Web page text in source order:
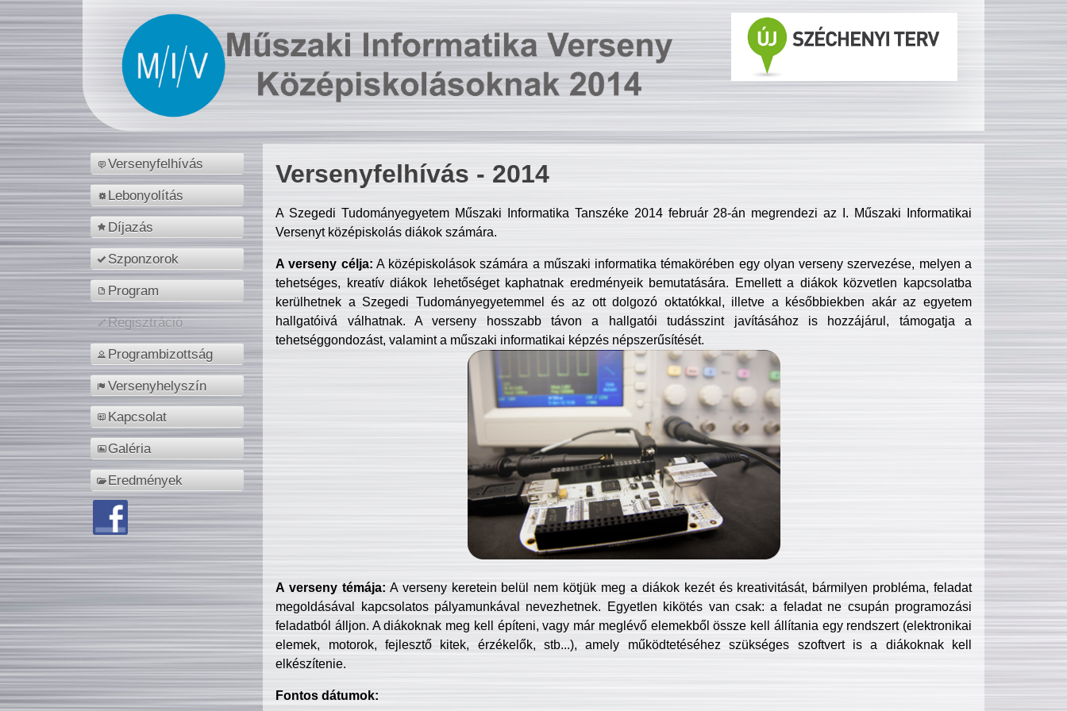
Versenyfelhívás
Lebonyolítás
Díjazás
Szponzorok
Program
Regisztráció
Programbizottság
Versenyhelyszín
Kapcsolat
Galéria
Eredmények
Versenyfelhívás - 2014
A Szegedi Tudományegyetem Műszaki Informatika Tanszéke 2014 február 28-án megrendezi az I. Műszaki Informatikai
Versenyt középiskolás diákok számára.
A verseny célja: A középiskolások számára a műszaki informatika témakörében egy olyan verseny szervezése, melyen a
tehetséges, kreatív diákok lehetőséget kaphatnak eredményeik bemutatására. Emellett a diákok közvetlen kapcsolatba
kerülhetnek a Szegedi Tudományegyetemmel és az ott dolgozó oktatókkal, illetve a későbbiekben akár az egyetem
hallgatóivá válhatnak. A verseny hosszabb távon a hallgatói tudásszint javításához is hozzájárul, támogatja a
tehetséggondozást, valamint a műszaki informatikai képzés népszerűsítését.
A verseny témája: A verseny keretein belül nem kötjük meg a diákok kezét és kreativitását, bármilyen probléma, feladat
megoldásával kapcsolatos pályamunkával nevezhetnek. Egyetlen kikötés van csak: a feladat ne csupán programozási
feladatból álljon. A diákoknak meg kell építeni, vagy már meglévő elemekből össze kell állítania egy rendszert (elektronikai
elemek, motorok, fejlesztő kitek, érzékelők, stb...), amely működtetéséhez szükséges szoftvert is a diákoknak kell
elkészítenie.
Fontos dátumok: